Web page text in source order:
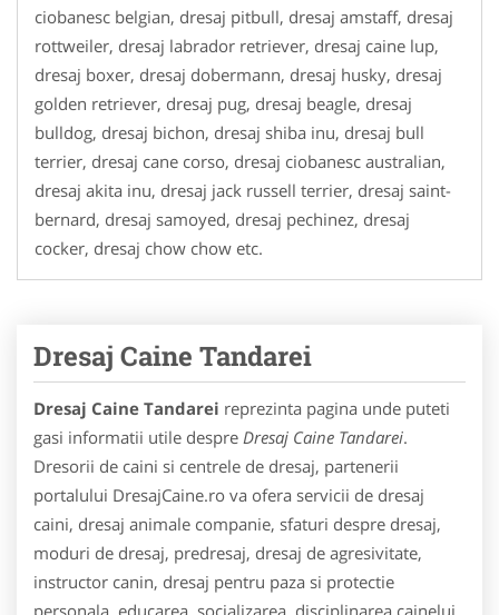
ciobanesc belgian, dresaj pitbull, dresaj amstaff, dresaj
rottweiler, dresaj labrador retriever, dresaj caine lup,
dresaj boxer, dresaj dobermann, dresaj husky, dresaj
golden retriever, dresaj pug, dresaj beagle, dresaj
bulldog, dresaj bichon, dresaj shiba inu, dresaj bull
terrier, dresaj cane corso, dresaj ciobanesc australian,
dresaj akita inu, dresaj jack russell terrier, dresaj saint-
bernard, dresaj samoyed, dresaj pechinez, dresaj
cocker, dresaj chow chow etc.
Dresaj Caine Tandarei
Dresaj Caine Tandarei reprezinta pagina unde puteti
gasi informatii utile despre Dresaj Caine Tandarei.
Dresorii de caini si centrele de dresaj, partenerii
portalului DresajCaine.ro va ofera servicii de dresaj
caini, dresaj animale companie, sfaturi despre dresaj,
moduri de dresaj, predresaj, dresaj de agresivitate,
instructor canin, dresaj pentru paza si protectie
personala, educarea, socializarea, disciplinarea cainelui